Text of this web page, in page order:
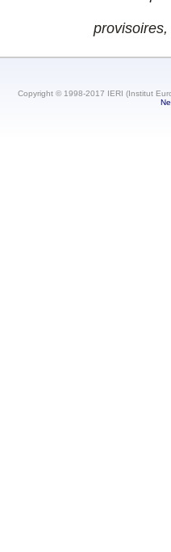
Copyright © 1998-2017 IERI (Institut